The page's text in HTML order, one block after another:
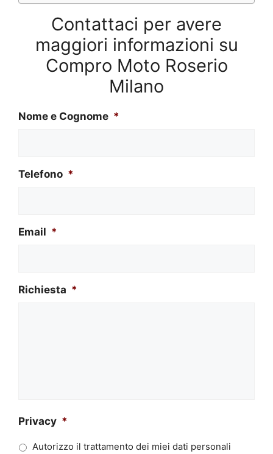
Contattaci per avere
maggiori informazioni su
Compro Moto Roserio
Milano
Nome e Cognome *
Telefono *
Email *
Richiesta *
Privacy *
Autorizzo il trattamento dei miei dati personali